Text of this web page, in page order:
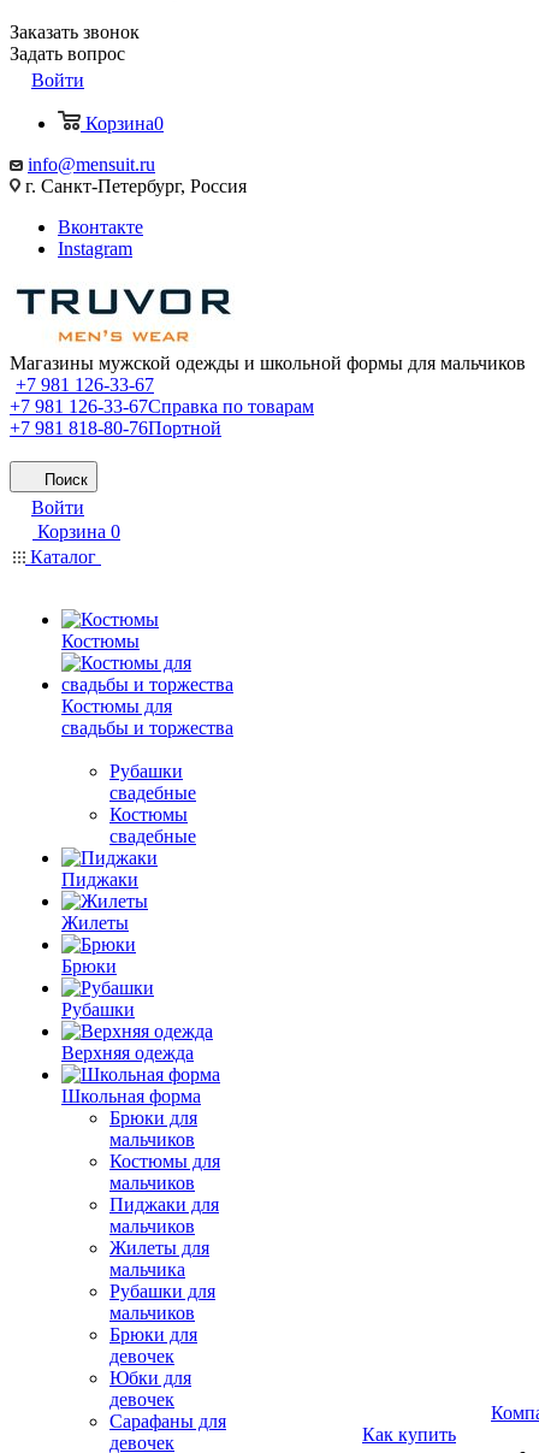
Заказать звонок
Задать вопрос
Войти
Корзина0
info@mensuit.ru
г. Санкт-Петербург, Россия
Вконтакте
Instagram
Магазины мужской одежды и школьной формы для мальчиков
+7 981 126-33-67
+7 981 126-33-67Справка по товарам
+7 981 818-80-76Портной
Поиск
Войти
Корзина 0
Каталог
Костюмы
Костюмы для
свадьбы и торжества
Рубашки
свадебные
Костюмы
свадебные
Пиджаки
Жилеты
Брюки
Рубашки
Верхняя одежда
Школьная форма
Брюки для
мальчиков
Костюмы для
мальчиков
Пиджаки для
мальчиков
Жилеты для
мальчика
Рубашки для
мальчиков
Брюки для
девочек
Юбки для
девочек
Сарафаны для
девочек
Как купить